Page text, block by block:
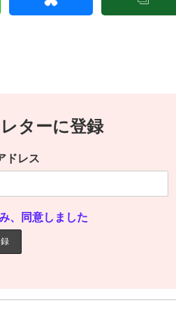
ターに登録
ドレス
、同意しました